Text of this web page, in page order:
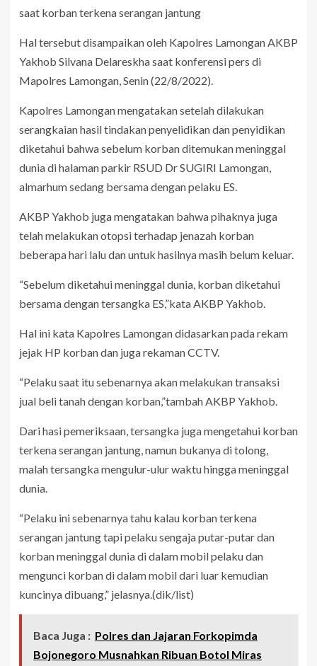
saat korban terkena serangan jantung
Hal tersebut disampaikan oleh Kapolres Lamongan AKBP
Yakhob Silvana Delareskha saat konferensi pers di
Mapolres Lamongan, Senin (22/8/2022).
Kapolres Lamongan mengatakan setelah dilakukan
serangkaian hasil tindakan penyelidikan dan penyidikan
diketahui bahwa sebelum korban ditemukan meninggal
dunia di halaman parkir RSUD Dr SUGIRI Lamongan,
almarhum sedang bersama dengan pelaku ES.
AKBP Yakhob juga mengatakan bahwa pihaknya juga
telah melakukan otopsi terhadap jenazah korban
beberapa hari lalu dan untuk hasilnya masih belum keluar.
“Sebelum diketahui meninggal dunia, korban diketahui
bersama dengan tersangka ES,”kata AKBP Yakhob.
Hal ini kata Kapolres Lamongan didasarkan pada rekam
jejak HP korban dan juga rekaman CCTV.
“Pelaku saat itu sebenarnya akan melakukan transaksi
jual beli tanah dengan korban,”tambah AKBP Yakhob.
Dari hasi pemeriksaan, tersangka juga mengetahui korban
terkena serangan jantung, namun bukanya di tolong,
malah tersangka mengulur-ulur waktu hingga meninggal
dunia.
“Pelaku ini sebenarnya tahu kalau korban terkena
serangan jantung tapi pelaku sengaja putar-putar dan
korban meninggal dunia di dalam mobil pelaku dan
mengunci korban di dalam mobil dari luar kemudian
kuncinya dibuang,” jelasnya.(dik/list)
Baca Juga : Polres dan Jajaran Forkopimda
Bojonegoro Musnahkan Ribuan Botol Miras